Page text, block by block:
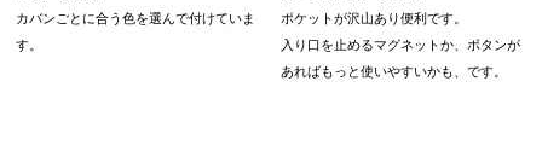
カバンごとに合う色を選んで付けていま
す。
ポケットが沢山あり便利です。
入り口を止めるマグネットか、ボタンが
あればもっと使いやすいかも、です。